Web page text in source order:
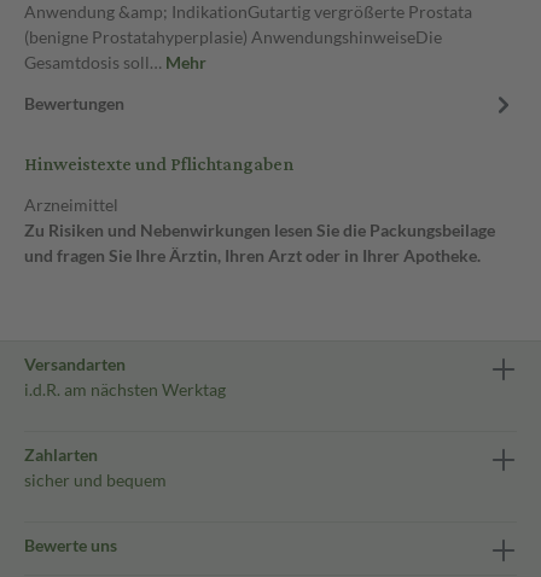
Anwendung &amp; IndikationGutartig vergrößerte Prostata
(benigne Prostatahyperplasie) AnwendungshinweiseDie
Gesamtdosis soll… Mehr
Bewertungen
Hinweistexte und Pflichtangaben
Arzneimittel
Zu Risiken und Nebenwirkungen lesen Sie die Packungsbeilage
und fragen Sie Ihre Ärztin, Ihren Arzt oder in Ihrer Apotheke.
Versandarten
i.d.R. am nächsten Werktag
Zahlarten
sicher und bequem
Bewerte uns